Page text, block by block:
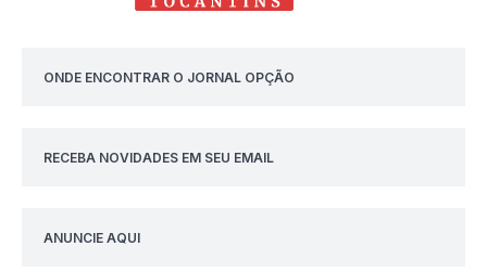
ONDE ENCONTRAR O JORNAL OPÇÃO
RECEBA NOVIDADES EM SEU EMAIL
ANUNCIE AQUI